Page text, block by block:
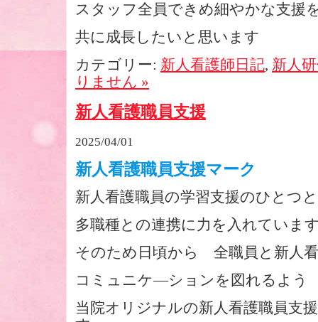
スタッフ全員できめ細やかな支
共に成長したいと思います
カテゴリー: 新人看護師日記, 新人
りません »
新人看護職員支援
2025/04/01
新人看護職員支援マーク
新人看護職員の学習支援のひとつ
多職種との連携に力を入れていま
そのため日頃から 全職員と新人
コミュニケ―ションを図れるよう
当院オリジナルの新人看護職員支